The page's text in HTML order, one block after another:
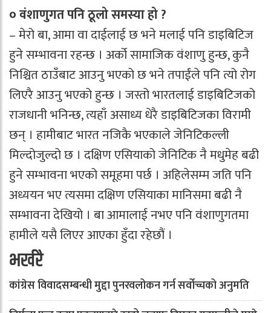
० वंशाणुगत पनि ठूलो समस्या हो ?
– मेरो बा, आमा वा दाईलाई छ भने मलाई पनि डाइबिटिज
हुने सम्भावना रहन्छ । अर्को सामाजिक वंशाणु हुन्छ, कुनै
निश्चित ठाउँबाट आउनु भएको छ भने तपाईंले पनि त्यो रोग
लिएरै आउनु भएको हुन्छ । जस्तो भारतलाई डाइबिटिजको
राजधानी भनिन्छ, त्यहाँ असाध्य धेरै डाइबिटिजका विरामी
छन् । हामीबाट भारत नजिकै भएकाले जेनिटिकल्ली
मिल्दोजुल्दो छ । दक्षिण एसियाको जेनिटिक नै मधुमेह बढी
हुने सम्भावना भएको समूहमा पर्छ । अहिलेसम्म जति पनि
अध्ययन भए त्यसमा दक्षिण एसियाका मानिसमा बढी नै
सम्भावना देखियो । बा आमालाई नभए पनि वंशाणुगतमा
हामीले यसै लिएर आएका हुँदा रहेछौं ।
भर्खरै
कांग्रेस विवादसम्बन्धी मुद्दा पुनरवलोकन गर्न सर्वोच्चको अनुमति